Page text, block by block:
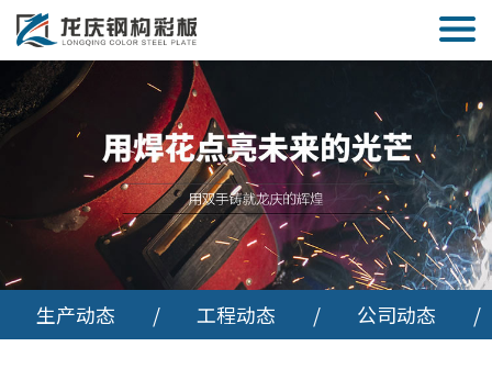
生产动态 / 工程动态 / 公司动态 /